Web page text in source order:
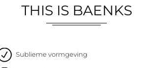
THIS IS BAENKS
Sublieme vormgeving